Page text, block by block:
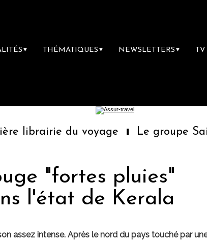
▼ THÉMATIQUES ▼ NEWSLETTERS ▼ TV
librairie du voyage Le groupe
"fortes pluies"
l'état de Kerala
assez intense. Après le nord du pays touché par